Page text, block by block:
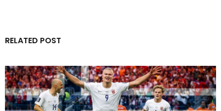
RELATED POST